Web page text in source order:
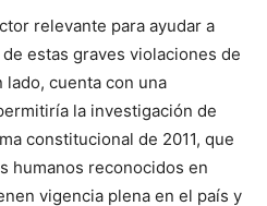
relevante para ayudar a
estas graves violaciones de
cuenta con una
la investigación de
constitucional de 2011, que
humanos reconocidos en
vigencia plena en el país y